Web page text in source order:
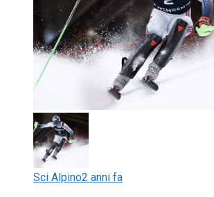
Sci Alpino2 anni fa